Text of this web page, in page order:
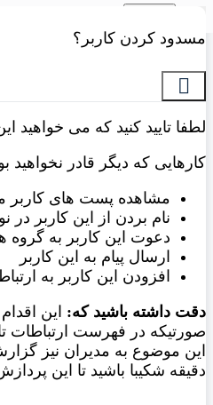
کردن کاربر؟
تایید کنید که می خواهید این
که دیگر قادر نخواهید بود:
مشاهده پست های کاربر
نام بردن از این کاربر در
دعوت این کاربر به گروه ها
ارسال پیام به این کاربر
افزودن این کاربر به
داشته باشید که:این اقدام
در فهرست ارتباطات
موضوع به مدیران نیز گزارش
شکیبا باشید تا این پردازش